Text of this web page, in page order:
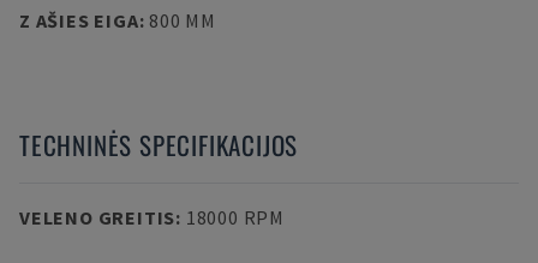
Z AŠIES EIGA: 800 MM
TECHNINĖS SPECIFIKACIJOS
VELENO GREITIS: 18000 RPM